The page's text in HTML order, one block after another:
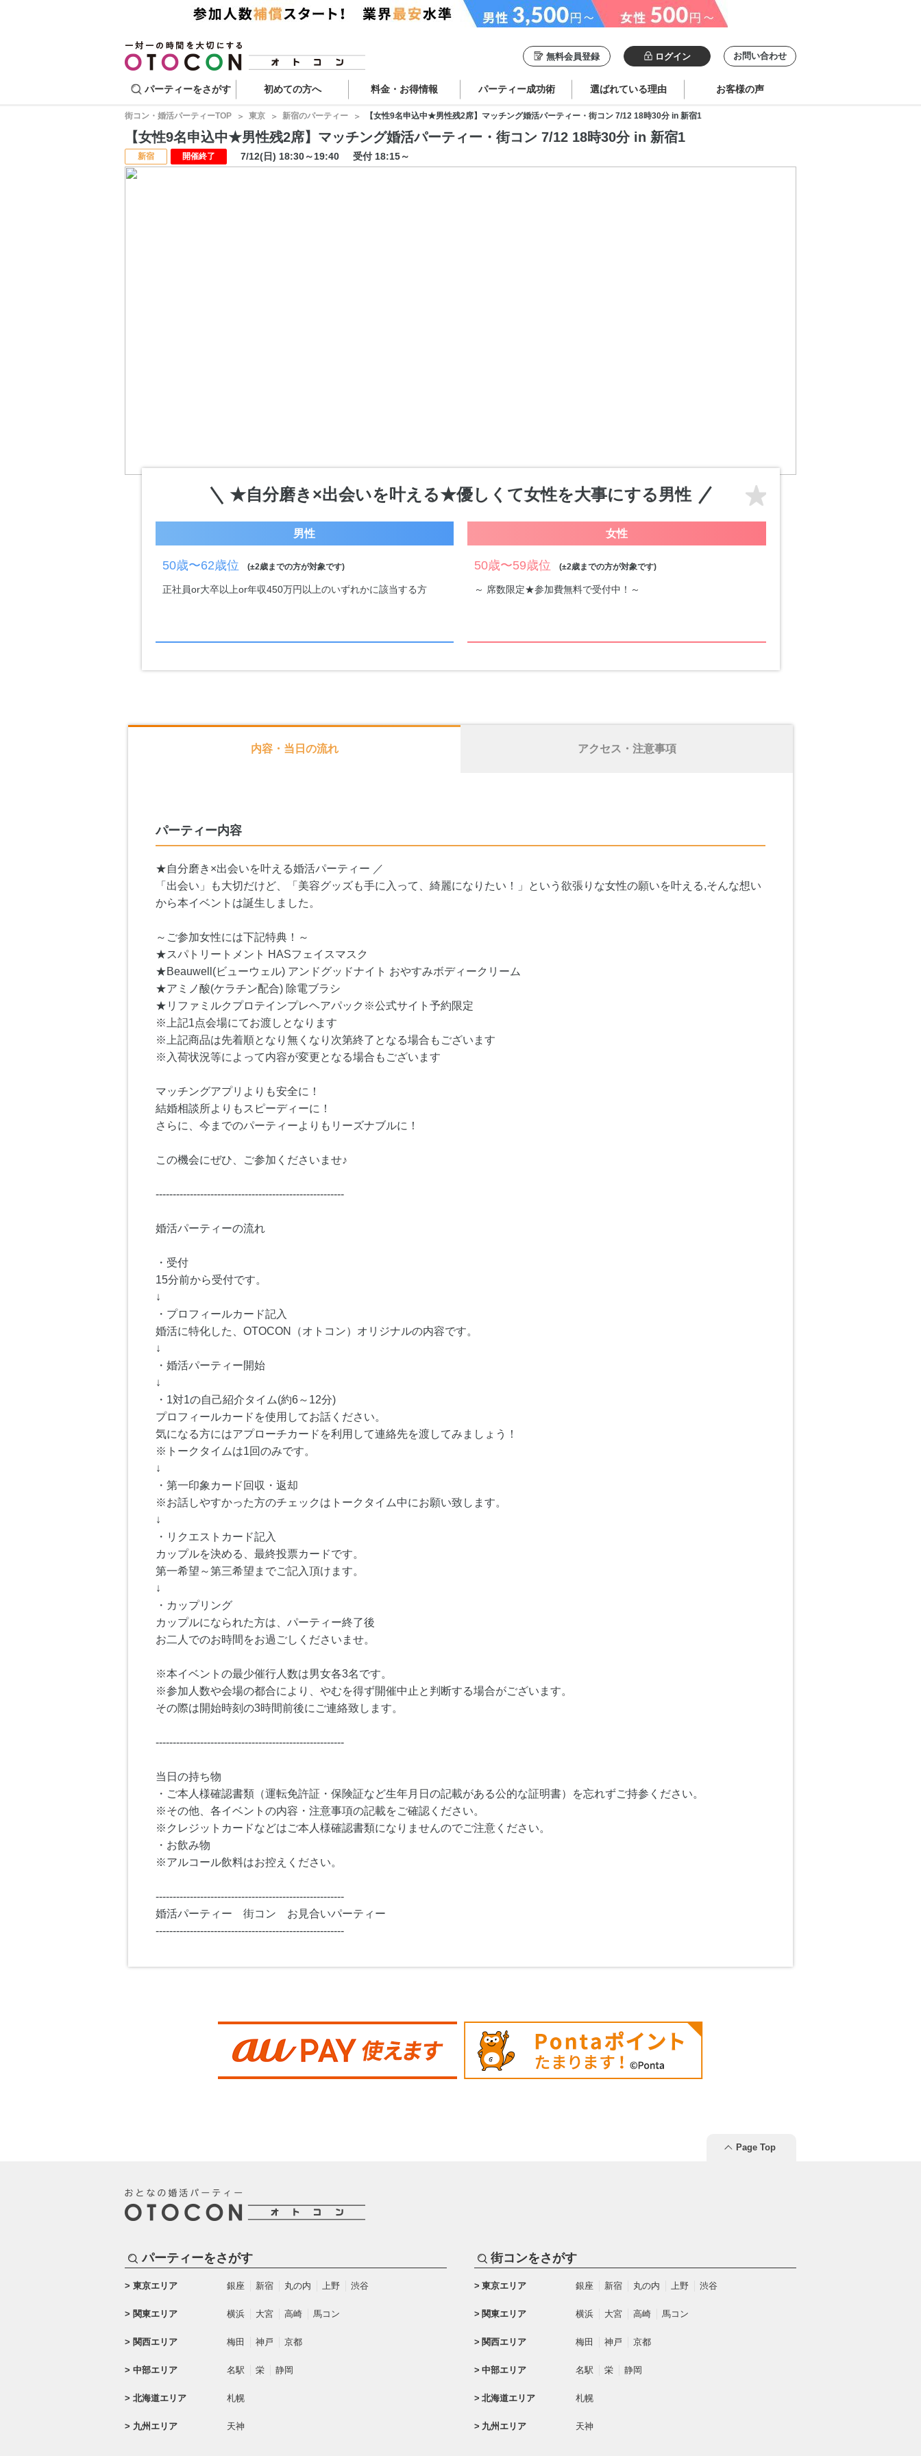
無料会員登録 ログイン お問い合わせ
パーティーをさがす 初めての方へ 料金・お得情報 パーティー成功術 選ばれている理由 お客様の声
街コン・婚活パーティーTOP 東京 新宿のパーティー 【女性9名申込中★男性残2席】マッチング婚活パーティー・街コン 7/12 18時30分 in 新宿1
【女性9名申込中★男性残2席】マッチング婚活パーティー・街コン 7/12 18時30分 in 新宿1
新宿 開催終了 7/12(日) 18:30～19:40 受付 18:15～
★自分磨き×出会いを叶える★優しくて女性を大事にする男性
男性
50歳〜62歳位 (±2歳までの方が対象です)
正社員or大卒以上or年収450万円以上のいずれかに該当する方
女性
50歳〜59歳位 (±2歳までの方が対象です)
～ 席数限定★参加費無料で受付中！～
内容・当日の流れ アクセス・注意事項
パーティー内容
★自分磨き×出会いを叶える婚活パーティー ／
「出会い」も大切だけど、「美容グッズも手に入って、綺麗になりたい！」という欲張りな女性の願いを叶える,そんな想い
から本イベントは誕生しました。
～ご参加女性には下記特典！～
★スパトリートメント HASフェイスマスク
★Beauwell(ビューウェル) アンドグッドナイト おやすみボディークリーム
★アミノ酸(ケラチン配合) 除電ブラシ
★リファミルクプロテインプレヘアパック※公式サイト予約限定
※上記1点会場にてお渡しとなります
※上記商品は先着順となり無くなり次第終了となる場合もございます
※入荷状況等によって内容が変更となる場合もございます
マッチングアプリよりも安全に！
結婚相談所よりもスピーディーに！
さらに、今までのパーティーよりもリーズナブルに！
この機会にぜひ、ご参加くださいませ♪
-------------------------------------------------------
婚活パーティーの流れ
・受付
15分前から受付です。
↓
・プロフィールカード記入
婚活に特化した、OTOCON（オトコン）オリジナルの内容です。
↓
・婚活パーティー開始
↓
・1対1の自己紹介タイム(約6～12分)
プロフィールカードを使用してお話ください。
気になる方にはアプローチカードを利用して連絡先を渡してみましょう！
※トークタイムは1回のみです。
↓
・第一印象カード回収・返却
※お話しやすかった方のチェックはトークタイム中にお願い致します。
↓
・リクエストカード記入
カップルを決める、最終投票カードです。
第一希望～第三希望までご記入頂けます。
↓
・カップリング
カップルになられた方は、パーティー終了後
お二人でのお時間をお過ごしくださいませ。
※本イベントの最少催行人数は男女各3名です。
※参加人数や会場の都合により、やむを得ず開催中止と判断する場合がございます。
その際は開始時刻の3時間前後にご連絡致します。
-------------------------------------------------------
当日の持ち物
・ご本人様確認書類（運転免許証・保険証など生年月日の記載がある公的な証明書）を忘れずご持参ください。
※その他、各イベントの内容・注意事項の記載をご確認ください。
※クレジットカードなどはご本人様確認書類になりませんのでご注意ください。
・お飲み物
※アルコール飲料はお控えください。
-------------------------------------------------------
婚活パーティー 街コン お見合いパーティー
-------------------------------------------------------
Page Top
パーティーをさがす
東京エリア 銀座 新宿 丸の内 上野 渋谷
関東エリア 横浜 大宮 高崎 馬コン
関西エリア 梅田 神戸 京都
中部エリア 名駅 栄 静岡
北海道エリア 札幌
九州エリア 天神
街コンをさがす
東京エリア 銀座 新宿 丸の内 上野 渋谷
関東エリア 横浜 大宮 高崎 馬コン
関西エリア 梅田 神戸 京都
中部エリア 名駅 栄 静岡
北海道エリア 札幌
九州エリア 天神